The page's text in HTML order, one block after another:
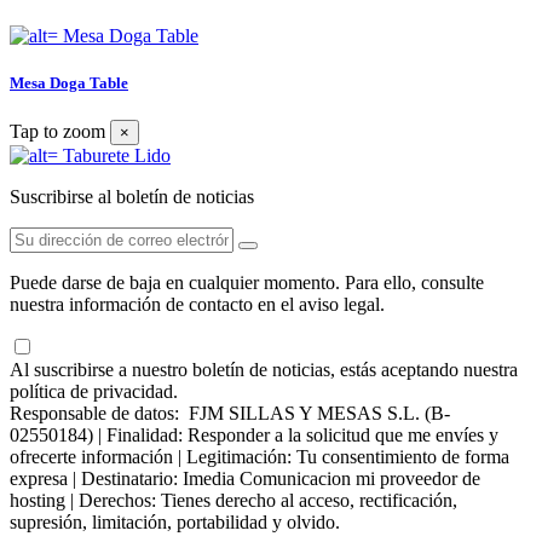
Mesa Doga Table
Tap to zoom ×
Suscribirse al boletín de noticias
Puede darse de baja en cualquier momento. Para ello, consulte
nuestra información de contacto en el aviso legal.
Al suscribirse a nuestro boletín de noticias, estás aceptando nuestra
política de privacidad.
Responsable de datos: FJM SILLAS Y MESAS S.L. (B-
02550184) | Finalidad: Responder a la solicitud que me envíes y
ofrecerte información | Legitimación: Tu consentimiento de forma
expresa | Destinatario: Imedia Comunicacion mi proveedor de
hosting | Derechos: Tienes derecho al acceso, rectificación,
supresión, limitación, portabilidad y olvido.